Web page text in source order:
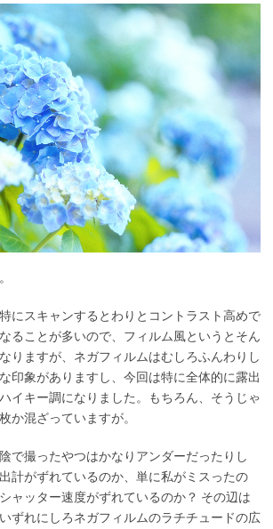
にスキャンするとわりとコントラスト高めで
ることが多いので、フィルム風というとそん
りますが、ネガフィルムはむしろふんわりし
印象がありますし、今回は特に全体的に露出
イキー調になりました。もちろん、そうじゃ
か混ざっていますが。
で撮ったやつはかなりアンダーだったりし
計がずれているのか、単に私がミスったの
ャッター速度がずれているのか？ その辺は
ずれにしろネガフィルムのラチチュードの広